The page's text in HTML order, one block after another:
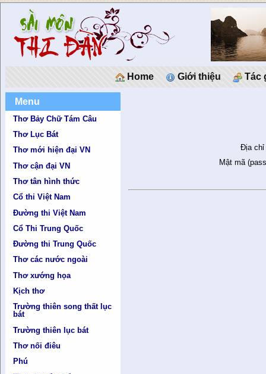
Home Giới thiệu Tác
Menu
Thơ Bảy Chữ Tám Câu
Thơ Lục Bát
Thơ mới hiện đại VN
Thơ cận đại VN
Thơ tân hình thức
Cổ thi Việt Nam
Đường thi Việt Nam
Cổ Thi Trung Quốc
Đường thi Trung Quốc
Thơ các nước ngoài
Thơ xướng họa
Kịch thơ
Trường thiên song thất lục
bát
Trường thiên lục bát
Thơ nối điêu
Phú
Địa chỉ
Mật mã